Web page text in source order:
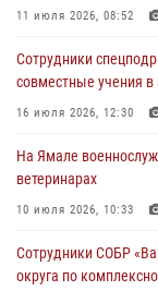
03 августа 2026, 06:54
Директор
поздравил
праздником
Сотрудники СОБР
30 июля 2026, 09:34
Офицеры спецназа
сотрудников
11 июля 2026, 08:52
Сотрудники
совместные учения
16 июля 2026, 12:30
На Ямале
ветеринарах
10 июля 2026, 10:33
Сотрудники СОБР
округа по